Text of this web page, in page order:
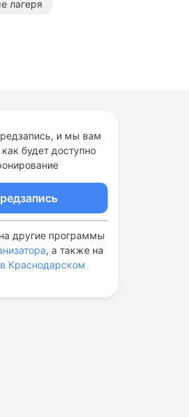
и мы вам
будет доступно
на другие программы
, а также на
в Краснодарском
лагеря